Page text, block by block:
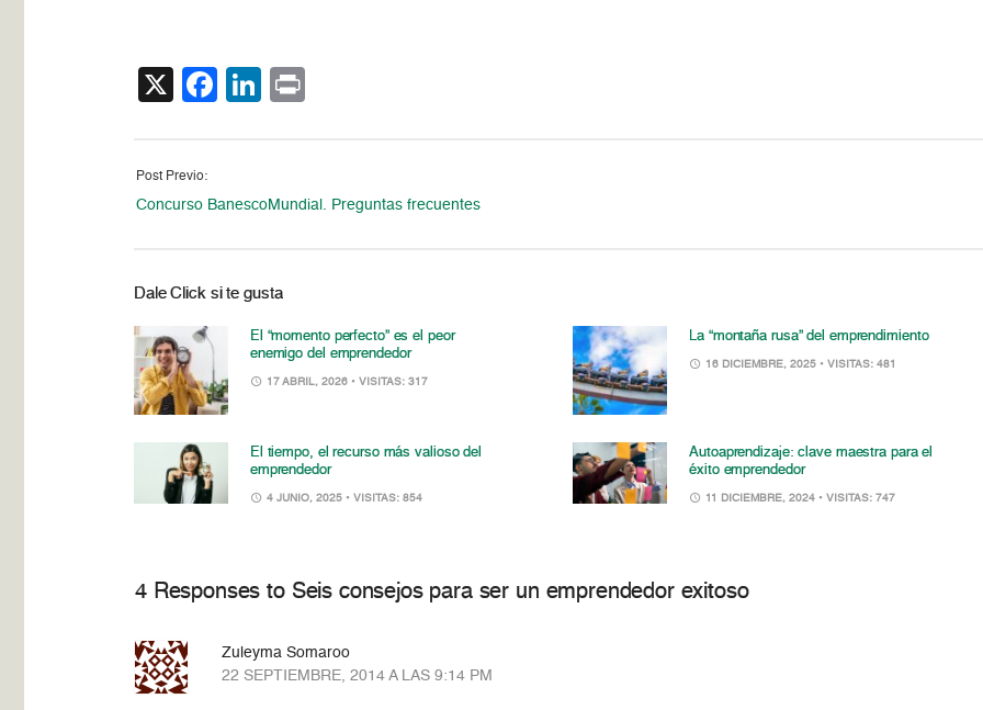
X Facebook
LinkedIn
Post Previo:
Concurso BanescoMundial. Preguntas frecuentes
Dale Click si te gusta
El “momento perfecto” es el peor
enemigo del emprendedor
17 ABRIL, 2026 • VISITAS: 317
La “montaña rusa” del emprendimiento
16 DICIEMBRE, 2025 • VISITAS: 481
El tiempo, el recurso más valioso del
emprendedor
4 JUNIO, 2025 • VISITAS: 854
Autoaprendizaje: clave maestra para el
éxito emprendedor
11 DICIEMBRE, 2024 • VISITAS: 747
4 Responses to Seis consejos para ser un emprendedor exitoso
Zuleyma Somaroo
22 SEPTIEMBRE, 2014 A LAS 9:14 PM